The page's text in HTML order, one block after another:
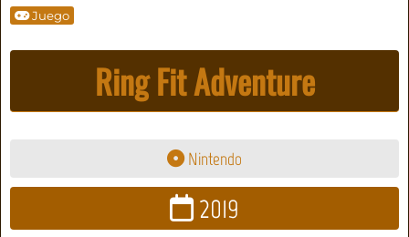
Juego
Ring Fit Adventure
Nintendo
2019